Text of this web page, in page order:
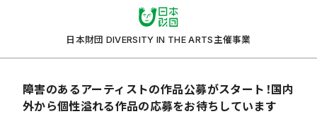
日本財団 DIVERSITY IN THE ARTS主催事業
障害のあるアーティストの作品公募がスタート！国内
外から個性溢れる作品の応募をお待ちしています